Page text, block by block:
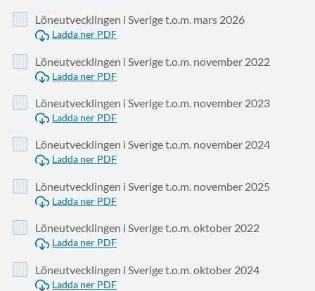
Löneutvecklingen i Sverige t.o.m. mars 2026
Ladda ner PDF
Löneutvecklingen i Sverige t.o.m. november 2022
Ladda ner PDF
Löneutvecklingen i Sverige t.o.m. november 2023
Ladda ner PDF
Löneutvecklingen i Sverige t.o.m. november 2024
Ladda ner PDF
Löneutvecklingen i Sverige t.o.m. november 2025
Ladda ner PDF
Löneutvecklingen i Sverige t.o.m. oktober 2022
Ladda ner PDF
Löneutvecklingen i Sverige t.o.m. oktober 2024
Ladda ner PDF